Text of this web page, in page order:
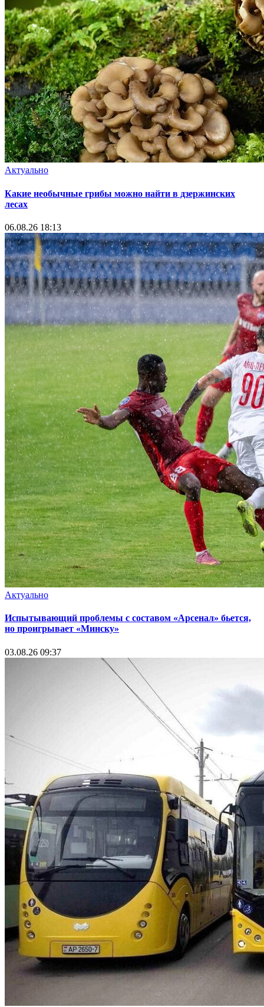
Актуально
Какие необычные грибы можно найти в дзержинских
лесах
06.08.26 18:13
Актуально
Испытывающий проблемы с составом «Арсенал» бьется,
но проигрывает «Минску»
03.08.26 09:37